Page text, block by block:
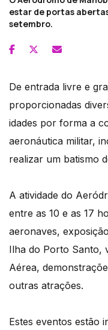
estar de portas
setembro.
De entrada livre e
proporcionadas
idades por forma a
aeronáutica militar,
realizar um batismo
A atividade do
entre as 10 e as 17
aeronaves,
Ilha do Porto Santo,
Aérea,
outras atrações.
Estes eventos estão